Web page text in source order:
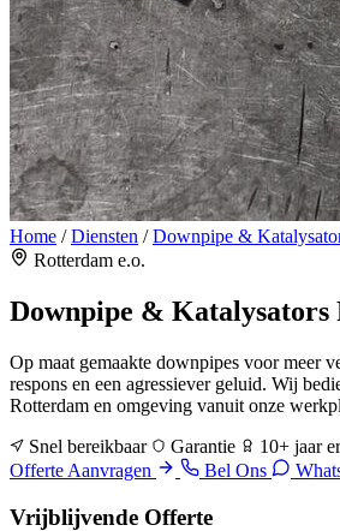
Home / Diensten / Downpipe &
Rotterdam e.o.
Downpipe & Katalysators
Op maat gemaakte downpipes voor meer
respons en een agressiever geluid. Wij
Rotterdam en omgeving vanuit onze
Snel bereikbaar
Garantie
10+ jaar
Offerte Aanvragen
Bel Ons
Vrijblijvende Offerte